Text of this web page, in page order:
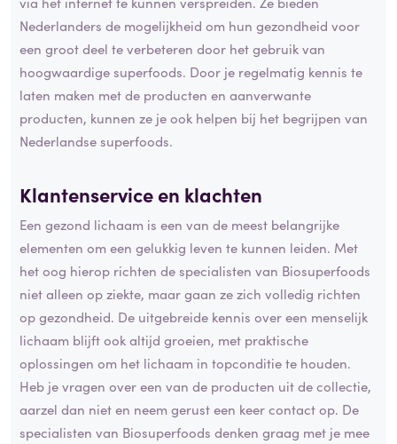
Nederlanders de mogelijkheid om hun gezondheid voor
een groot deel te verbeteren door het gebruik van
hoogwaardige superfoods. Door je regelmatig kennis te
laten maken met de producten en aanverwante
producten, kunnen ze je ook helpen bij het begrijpen van
Nederlandse superfoods.
Klantenservice en klachten
Een gezond lichaam is een van de meest belangrijke
elementen om een gelukkig leven te kunnen leiden. Met
het oog hierop richten de specialisten van Biosuperfoods
niet alleen op ziekte, maar gaan ze zich volledig richten
op gezondheid. De uitgebreide kennis over een menselijk
lichaam blijft ook altijd groeien, met praktische
oplossingen om het lichaam in topconditie te houden.
Heb je vragen over een van de producten uit de collectie,
aarzel dan niet en neem gerust een keer contact op. De
specialisten van Biosuperfoods denken graag met je mee